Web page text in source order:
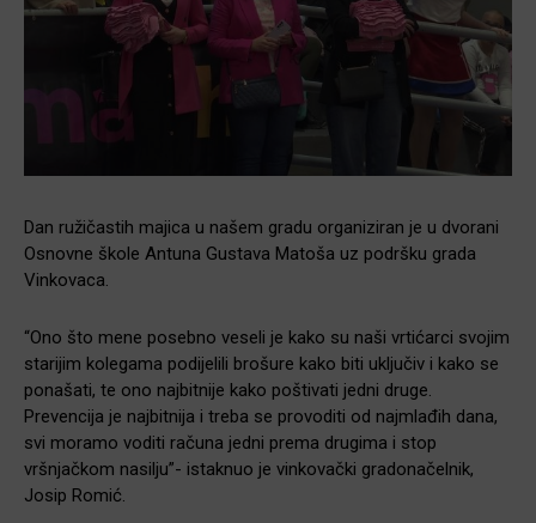
Dan ružičastih majica u našem gradu organiziran je u dvorani
Osnovne škole Antuna Gustava Matoša uz podršku grada
Vinkovaca.
“Ono što mene posebno veseli je kako su naši vrtićarci svojim
starijim kolegama podijelili brošure kako biti uključiv i kako se
ponašati, te ono najbitnije kako poštivati jedni druge.
Prevencija je najbitnija i treba se provoditi od najmlađih dana,
svi moramo voditi računa jedni prema drugima i stop
vršnjačkom nasilju”- istaknuo je vinkovački gradonačelnik,
Josip Romić.